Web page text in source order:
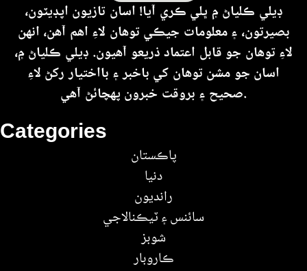
Categories
پاڪستان
دنيا
رانديون
سائنس ۽ ٽيڪنالاجي
شوبز
ڪاروبار
ڊيلي ڪلياڻ ۾ ڀلي ڪري آيا! اسان تازيون اپڊيٽون،
بصيرتون، ۽ معلومات جيڪي توهان لاءِ اهم آهن، انهن
لاءِ توهان جو قابل اعتماد ذريعو آهيون. ڊيلي ڪلياڻ ۾،
اسان جو مشن توهان کي باخبر ۽ بااختيار رکڻ لاءِ
صحيح ۽ بروقت خبرون پهچائڻ آهي.